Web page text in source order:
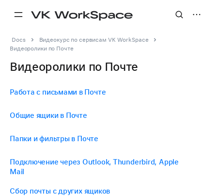
Docs
Видеокурс по сервисам VK WorkSpace
Видеоролики по Почте
Видеоролики по Почте
Работа с письмами в Почте
Общие ящики в Почте
Папки и фильтры в Почте
Подключение через Outlook, Thunderbird, Apple
Mail
Сбор почты с других ящиков